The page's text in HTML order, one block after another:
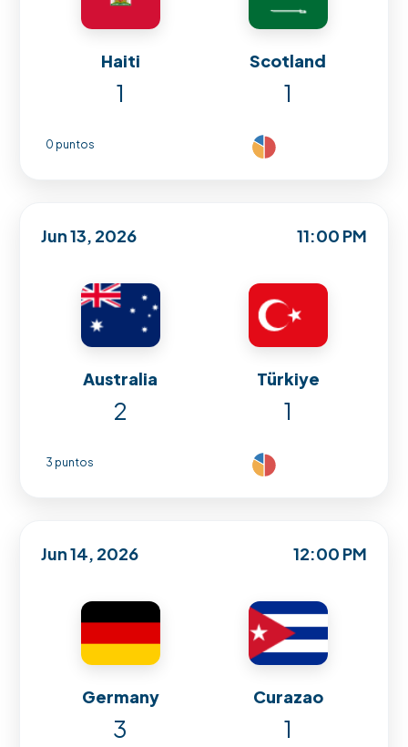
Haiti Scotland
1 1
0 puntos
Jun 13, 2026 11:00 PM
Australia Türkiye
2 1
3 puntos
Jun 14, 2026 12:00 PM
Germany Curazao
3 1